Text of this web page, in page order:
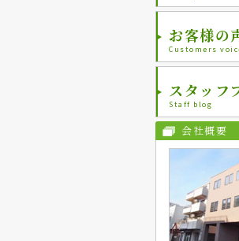
お客様の
Customers
スタッフ
Staff blog
会社概要